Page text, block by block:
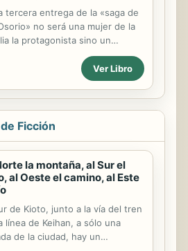
tercera entrega de la «saga de
no será una mujer de la
la protagonista sino un
Fernando, el Payo, hermano
y primo de Laura. Junto a él,
históricos y ficcionales
secretos y ausencias.
Ver Libro
Ficción
la montaña, al Sur el
al Oeste el camino, al Este
de Kioto, junto a la vía del tren
línea de Keihan, a sólo una
de la ciudad, hay un